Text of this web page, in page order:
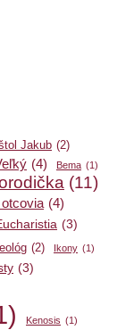
Jakub (2)
(4) Bema (1)
(11)
(4)
(3)
(2) Ikony (1)
(3)
Kenosis (1)